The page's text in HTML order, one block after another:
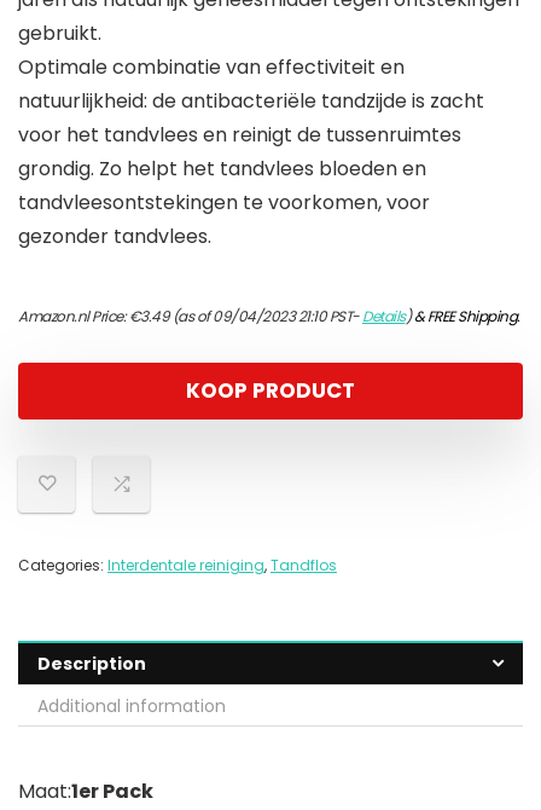
gebruikt.
Optimale combinatie van effectiviteit en
natuurlijkheid: de antibacteriële tandzijde is zacht
voor het tandvlees en reinigt de tussenruimtes
grondig. Zo helpt het tandvlees bloeden en
tandvleesontstekingen te voorkomen, voor
gezonder tandvlees.
Amazon.nl Price:€3.49(as of 09/04/2023 21:10 PST-Details)&FREE Shipping.
KOOP PRODUCT
Categories: Interdentale reiniging,Tandflos
Description
Additional information
Maat:1er Pack